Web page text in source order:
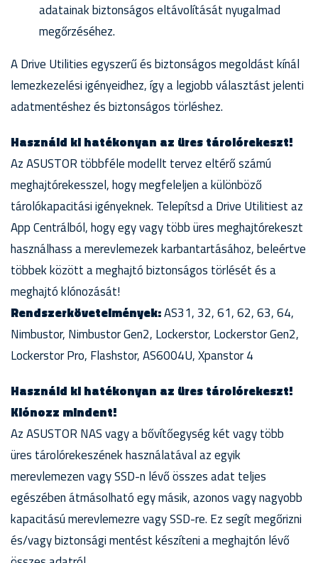
adatainak biztonságos eltávolítását nyugalmad
megőrzéséhez.
A Drive Utilities egyszerű és biztonságos megoldást kínál
lemezkezelési igényeidhez, így a legjobb választást jelenti
adatmentéshez és biztonságos törléshez.
Használd ki hatékonyan az üres tárolórekeszt!
Az ASUSTOR többféle modellt tervez eltérő számú
meghajtórekesszel, hogy megfeleljen a különböző
tárolókapacitási igényeknek. Telepítsd a Drive Utilitiest az
App Centrálból, hogy egy vagy több üres meghajtórekeszt
használhass a merevlemezek karbantartásához, beleértve
többek között a meghajtó biztonságos törlését és a
meghajtó klónozását!
Rendszerkövetelmények:AS31, 32, 61, 62, 63, 64,
Nimbustor, Nimbustor Gen2, Lockerstor, Lockerstor Gen2,
Lockerstor Pro, Flashstor, AS6004U, Xpanstor 4
Használd ki hatékonyan az üres tárolórekeszt!
Klónozz mindent!
Az ASUSTOR NAS vagy a bővítőegység két vagy több
üres tárolórekeszének használatával az egyik
merevlemezen vagy SSD-n lévő összes adat teljes
egészében átmásolható egy másik, azonos vagy nagyobb
kapacitású merevlemezre vagy SSD-re. Ez segít megőrizni
és/vagy biztonsági mentést készíteni a meghajtón lévő